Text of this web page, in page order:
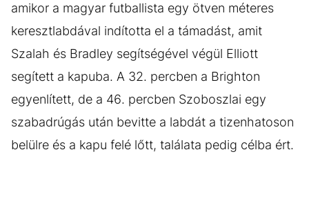
amikor a magyar futballista egy ötven méteres
keresztlabdával indította el a támadást, amit
Szalah és Bradley segítségével végül Elliott
segített a kapuba. A 32. percben a Brighton
egyenlített, de a 46. percben Szoboszlai egy
szabadrúgás után bevitte a labdát a tizenhatoson
belülre és a kapu felé lőtt, találata pedig célba ért.